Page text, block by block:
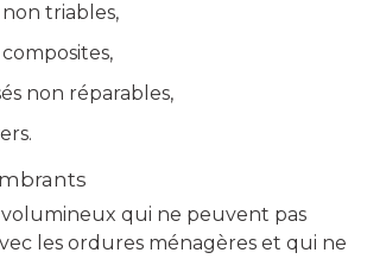
triables,
non réparables,
volumineux qui ne peuvent pas
les ordures ménagères et qui ne